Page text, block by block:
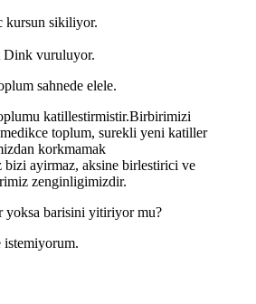
kursun sikiliyor.
Dink vuruluyor.
sahnede elele.
katillestirmistir.Birbirimizi
toplum, surekli yeni katiller
korkmamak
ayirmaz, aksine birlestirici ve
zenginligimizdir.
yoksa barisini yitiriyor mu?